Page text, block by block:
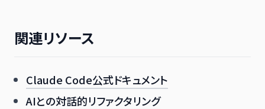
関連リソース
Claude Code公式ドキュメント
AIとの対話的リファクタリング